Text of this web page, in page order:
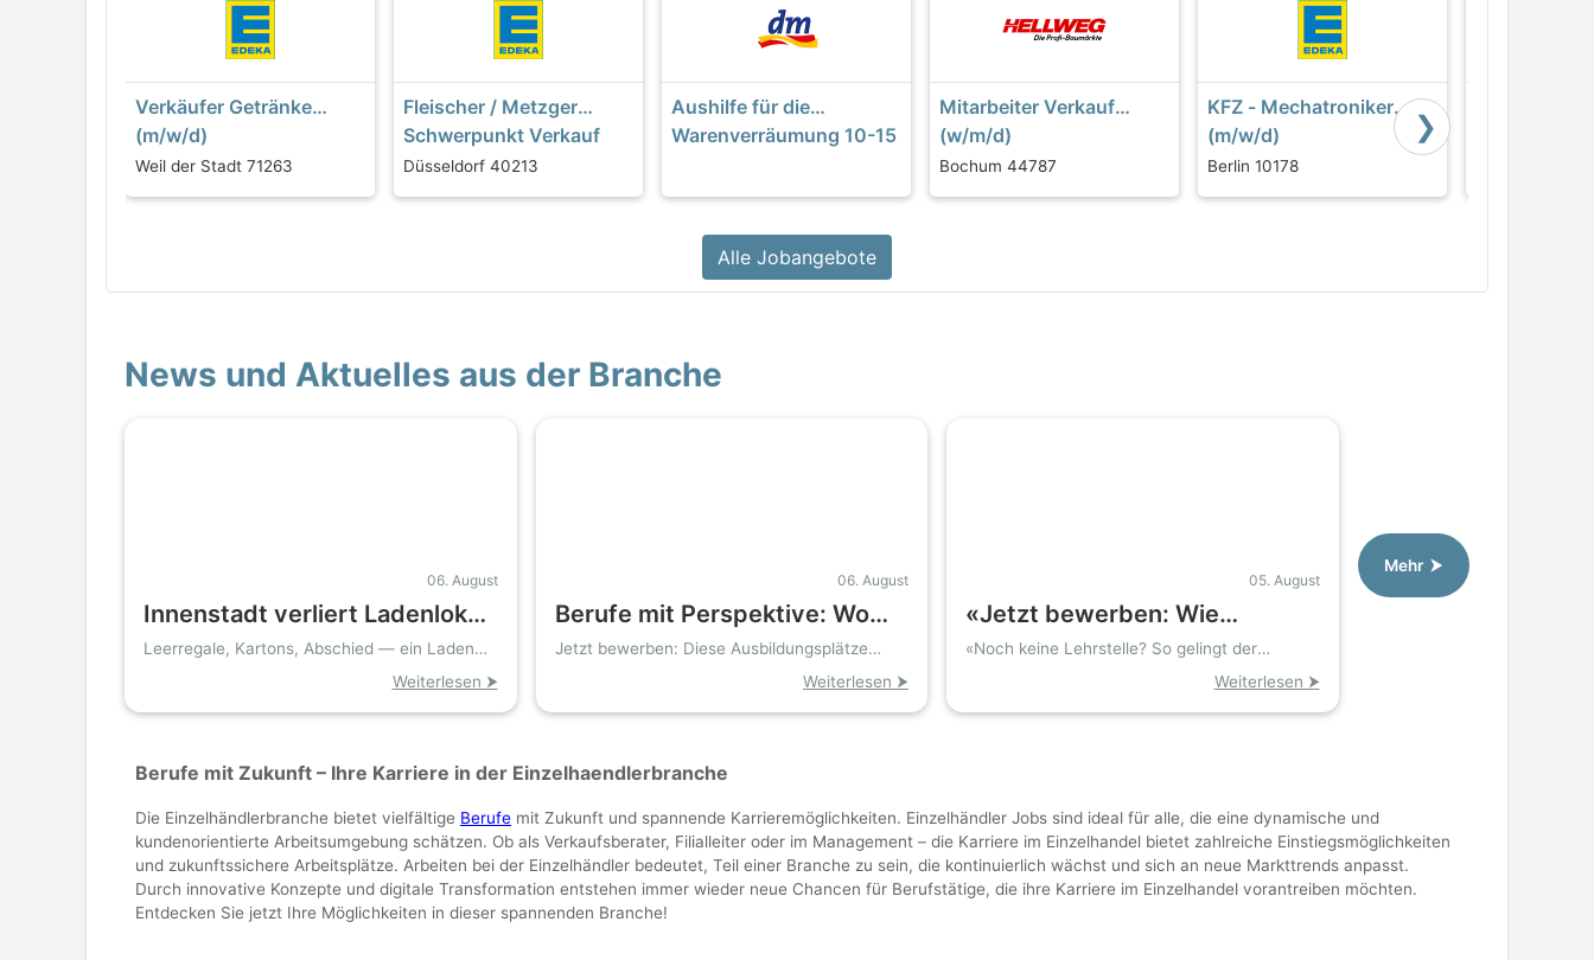
Verkäufer Getränke
(m/w/d)
Weil der Stadt 71263
Fleischer / Metzger
Schwerpunkt Verkauf
(m/w/d)
Düsseldorf 40213
Aushilfe für die
Warenverräumung 10-15
Kranenburg (w/m/d)
Mitarbeiter Verkauf
(w/m/d)
Boutique/Dekoration in
Voll- oder Teilzeit (20
Bochum 44787
KFZ - Mechatroniker
(m/w/d)
Berlin 10178
❯
Alle Jobangebote
News und Aktuelles aus der Branche
06. August
Innenstadt verliert Ladenlokal:
Schuhfiliale schließt wegen
Leerregale, Kartons, Abschied — ein Laden
verschwindet aus der BahnhofstraßeWeiterlesen ⮞
06. August
Berufe mit Perspektive: Wo
Bonn und Umgebung Azubis
Jetzt bewerben: Diese Ausbildungsplätze
Weiterlesen ⮞
05. August
«Jetzt bewerben: Wie
Schulabgänger noch
Ausbildungsplätze finden»
«Noch keine Lehrstelle? So gelingt der
Weiterlesen ⮞
Mehr ⮞
Berufe mit Zukunft – Ihre Karriere in der Einzelhaendlerbranche
Die Einzelhändlerbranche bietet vielfältige Berufe mit Zukunft und spannende Karrieremöglichkeiten. Einzelhändler Jobs sind ideal für alle, die eine dynamische und
kundenorientierte Arbeitsumgebung schätzen. Ob als Verkaufsberater, Filialleiter oder im Management – die Karriere im Einzelhandel bietet zahlreiche Einstiegsmöglichkeiten
und zukunftssichere Arbeitsplätze. Arbeiten bei der Einzelhändler bedeutet, Teil einer Branche zu sein, die kontinuierlich wächst und sich an neue Markttrends anpasst.
Durch innovative Konzepte und digitale Transformation entstehen immer wieder neue Chancen für Berufstätige, die ihre Karriere im Einzelhandel vorantreiben möchten.
Entdecken Sie jetzt Ihre Möglichkeiten in dieser spannenden Branche!